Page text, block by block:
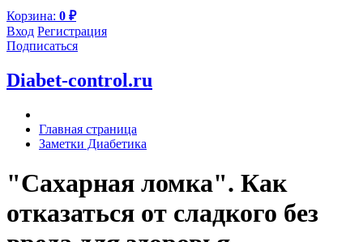
Корзина: 0 ₽
Вход Регистрация
Подписаться
Diabet-control.ru
Главная страница
Заметки Диабетика
"Сахарная ломка". Как
отказаться от сладкого без